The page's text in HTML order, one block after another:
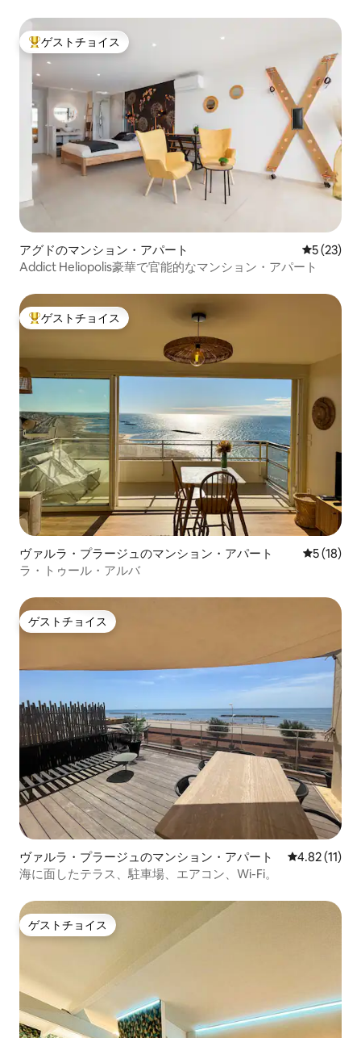
大好評のゲストチョイスです。
ゲストチョイス
アグドのマンション・アパート レビュー
5 (23)
Addict Heliopolis豪華で官能的なマンション・アパート
大好評のゲストチョイスです。
ゲストチョイス
ヴァルラ・プラージュのマンション・アパート レビュー
5 (18)
ラ・トゥール・アルバ
ゲストチョイス
ゲストチョイス
ヴァルラ・プラージュのマンション・アパート レビュー11
4.82 (11)
海に面したテラス、駐車場、エアコン、Wi-Fi。
ゲストチョイス
ゲストチョイス